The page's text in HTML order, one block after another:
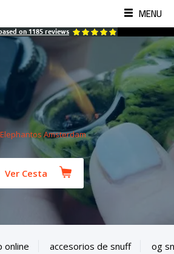
MENU
on 1185 reviews
Ver Cesta
online accesorios de snuff og